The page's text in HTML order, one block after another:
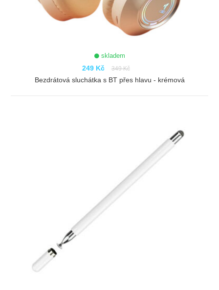
skladem
249 Kč 349 Kč
Bezdrátová sluchátka s BT přes hlavu - krémová